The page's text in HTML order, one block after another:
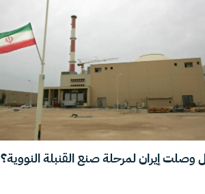
وصلت إيران لمرحلة صنع القنبلة النووية؟